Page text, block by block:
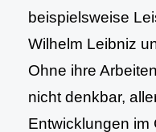
beispielsweise
Wilhelm Leibniz
Ohne ihre
nicht denkbar,
Entwicklungen im